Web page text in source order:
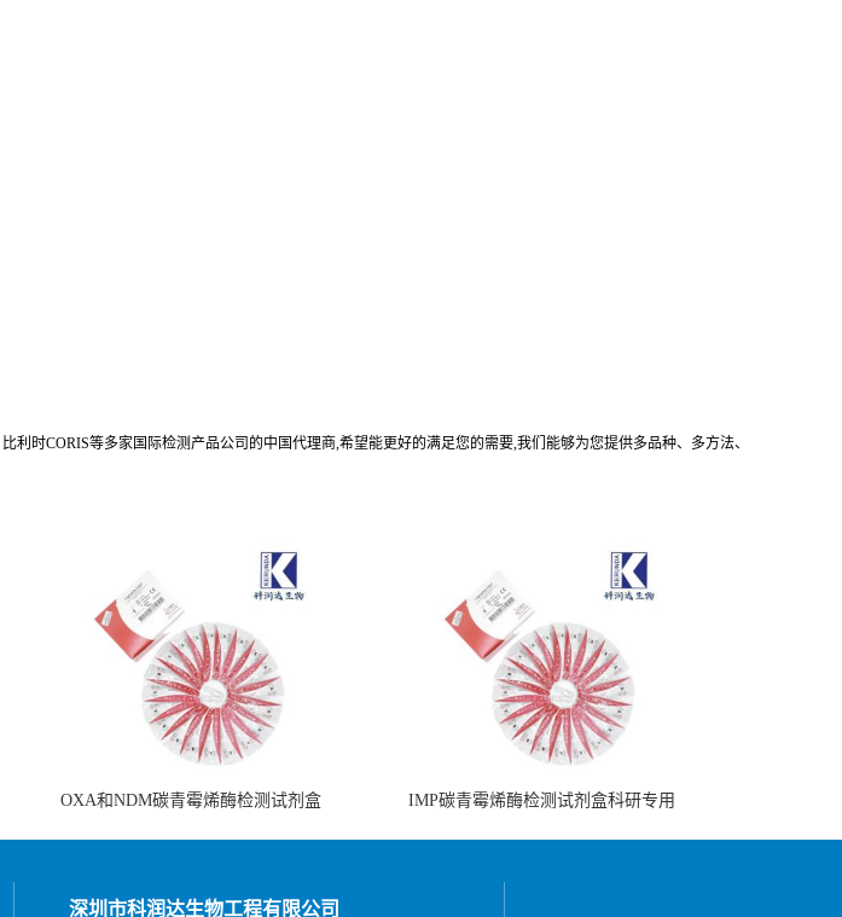
时CORIS等多家国际检测产品公司的中国代理商,希望能更好的满足您的需要,我们能够为您提供多品种、多方法、
OXA和NDM碳青霉烯酶检测试剂盒 IMP碳青霉烯酶检测试剂盒科研专用
深圳市科润达生物工程有限公司